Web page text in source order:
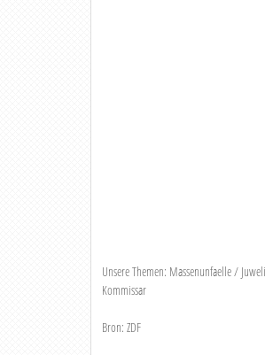
Unsere Themen: Massenunfaelle /
Kommissar
Bron: ZDF